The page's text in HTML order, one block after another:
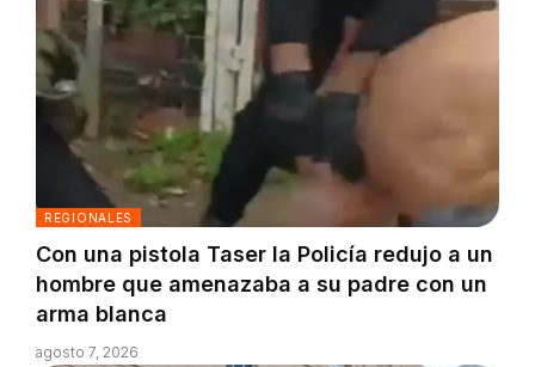
REGIONALES
Con una pistola Taser la Policía redujo a un
hombre que amenazaba a su padre con un
arma blanca
agosto 7, 2026